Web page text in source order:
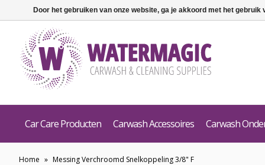
Car Care Producten Carwash Accessoires Carwash
Home » Messing Verchroomd Snelkoppeling 3/8" F
Door het gebruiken van onze website, ga je akkoord met het